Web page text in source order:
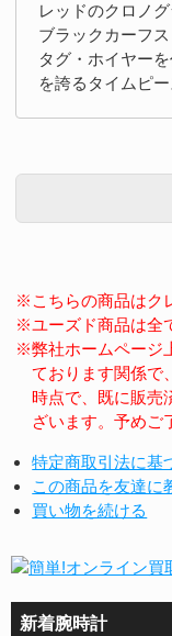
レッドのクロノ
ブラックカーフ
タグ・ホイヤー
を誇るタイムピー
※こちらの商品はク
※ユーズド商品は全
※弊社ホームページ
ております関係で
時点で、既に販売
ざいます。予めご
特定商取引法に基
この商品を友達に
買い物を続ける
新着腕時計